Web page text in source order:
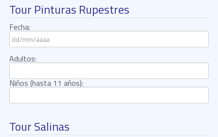
Tour Pinturas Rupestres
Fecha:
Adultos:
Niños (hasta 11 años):
Tour Salinas